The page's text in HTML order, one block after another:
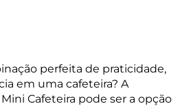
perfeita de praticidade,
em uma cafeteira? A
Cafeteira pode ser a opção